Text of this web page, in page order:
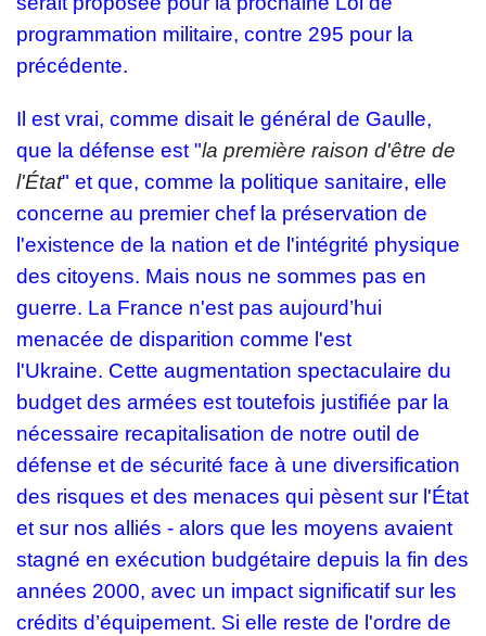
programmation militaire, contre 295 pour la
précédente.
Il est vrai, comme disait le général de Gaulle,
que la défense est "la première raison d'être de
l'État" et que, comme la politique sanitaire, elle
concerne au premier chef la préservation de
l'existence de la nation et de l'intégrité physique
des citoyens. Mais nous ne sommes pas en
guerre. La France n'est pas aujourd’hui
menacée de disparition comme l'est
l'Ukraine. Cette augmentation spectaculaire du
budget des armées est toutefois justifiée par la
nécessaire recapitalisation de notre outil de
défense et de sécurité face à une diversification
des risques et des menaces qui pèsent sur l'État
et sur nos alliés - alors que les moyens avaient
stagné en exécution budgétaire depuis la fin des
années 2000, avec un impact significatif sur les
crédits d’équipement. Si elle reste de l'ordre de